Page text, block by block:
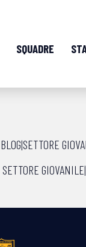
SQUADRE
BLOG|SETTORE
SETTORE